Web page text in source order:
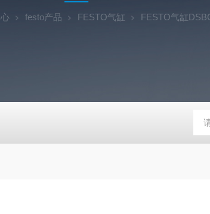
festo产品 FESTO气缸 FESTO气缸
180-4E1-AC220V代理金器Mindman电磁阀